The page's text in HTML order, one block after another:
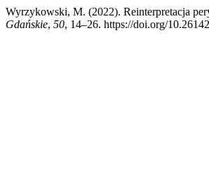
Wyrzykowski, M. (2022). Reinterpretacja
Gdańskie, 50, 14–26. https://doi.org/